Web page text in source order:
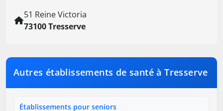
51 Reine Victoria
73100 Tresserve
Autres établissements de santé à Tresserve
Établissements pour seniors